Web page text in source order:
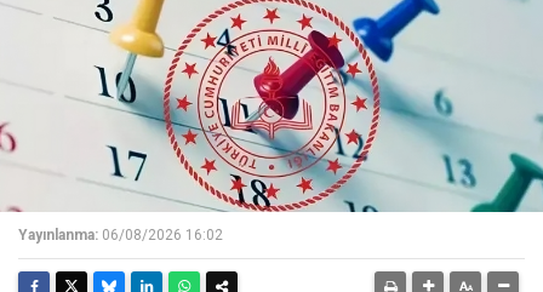
Yayınlanma: 06/08/2026 16:02